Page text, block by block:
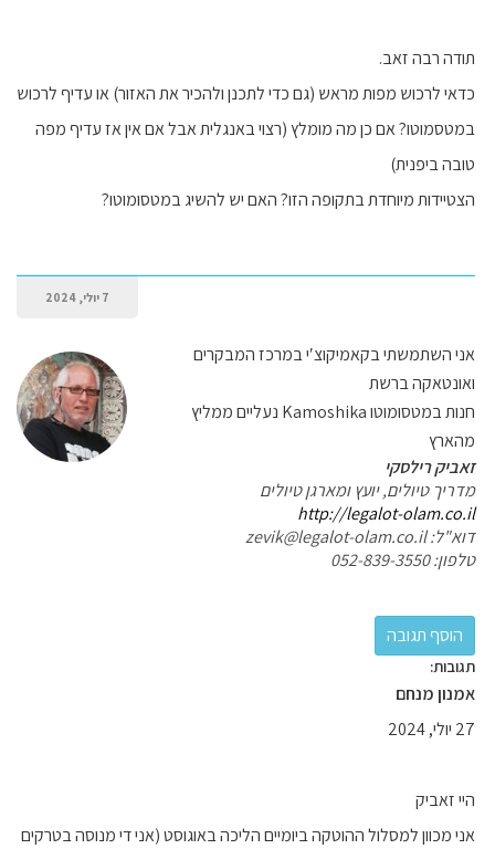
תודה רבה זאב.
כדאי לרכוש מפות מראש (גם כדי לתכנן ולהכיר את האזור) או עדיף לרכוש
במטסמוטו? אם כן מה מומלץ (רצוי באנגלית אבל אם אין אז עדיף מפה
טובה ביפנית)
הצטיידות מיוחדת בתקופה הזו? האם יש להשיג במטסומוטו?
7 יולי, 2024
אני השתמשתי בקאמיקוצ′י במרכז המבקרים
ואונטאקה ברשת
חנות במטסומוטו Kamoshika נעליים ממליץ
מהארץ
זאביק רילסקי
מדריך טיולים, יועץ ומארגן טיולים
http://legalot-olam.co.il
דוא"ל: zevik@legalot-olam.co.il
טלפון: 052-839-3550
תגובות:
אמנון מנחם
27 יולי, 2024
היי זאביק
אני מכוון למסלול ההוטקה ביומיים הליכה באוגוסט (אני די מנוסה בטרקים